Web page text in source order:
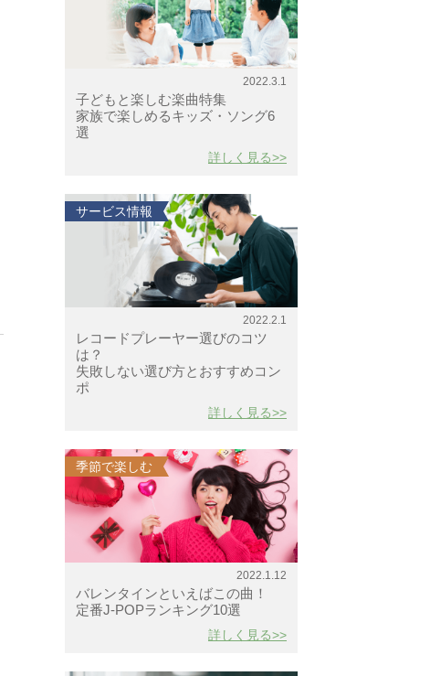
2022.3.1
子どもと楽しむ楽曲特集
家族で楽しめるキッズ・ソング6
選
詳しく見る>>
2022.2.1
レコードプレーヤー選びのコツ
は？
失敗しない選び方とおすすめコン
ポ
詳しく見る>>
サービス情報
2022.1.12
バレンタインといえばこの曲！
定番J-POPランキング10選
詳しく見る>>
季節で楽しむ